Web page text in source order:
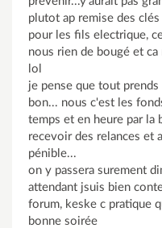
plutot ap remise des
pour les fils electrique,
nous rien de bougé et
lol
je pense que tout prends
bon... nous c'est les
temps et en heure par la
recevoir des relances et
pénible...
on y passera surement
attendant jsuis bien
forum, keske c pratique
bonne soirée